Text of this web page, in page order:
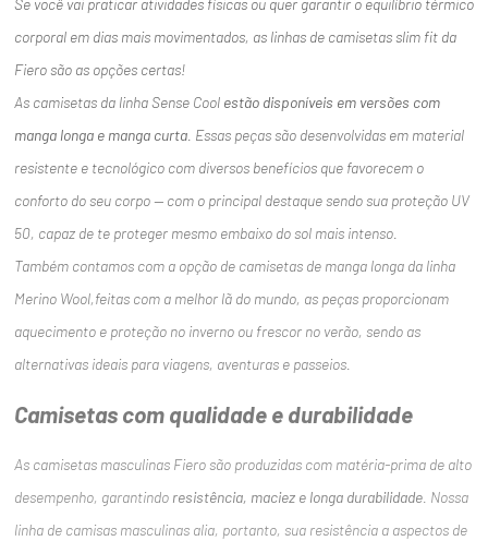
Se você vai praticar atividades físicas ou quer garantir o equilíbrio térmico
corporal em dias mais movimentados, as linhas de camisetas slim fit da
Fiero são as opções certas!
As camisetas da linha Sense Cool estão disponíveis em versões com
manga longa e manga curta. Essas peças são desenvolvidas em material
resistente e tecnológico com diversos benefícios que favorecem o
conforto do seu corpo — com o principal destaque sendo sua proteção UV
50, capaz de te proteger mesmo embaixo do sol mais intenso.
Também contamos com a opção de camisetas de manga longa da linha
Merino Wool,feitas com a melhor lã do mundo, as peças proporcionam
aquecimento e proteção no inverno ou frescor no verão, sendo as
alternativas ideais para viagens, aventuras e passeios.
Camisetas com qualidade e durabilidade
As camisetas masculinas Fiero são produzidas com matéria-prima de alto
desempenho, garantindo resistência, maciez e longa durabilidade. Nossa
linha de camisas masculinas alia, portanto, sua resistência a aspectos de